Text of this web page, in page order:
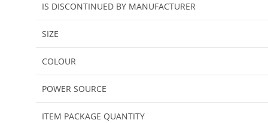
IS DISCONTINUED BY MANUFACTURER
SIZE
COLOUR
POWER SOURCE
ITEM PACKAGE QUANTITY